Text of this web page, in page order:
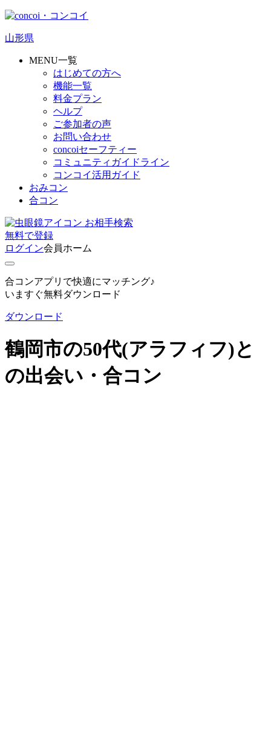
山形県
MENU一覧
はじめての方へ
機能一覧
料金プラン
ヘルプ
ご参加者の声
お問い合わせ
concoiセーフティー
コミュニティガイドライン
コンコイ活用ガイド
おみコン
合コン
お相手検索
無料で登録
ログイン会員ホーム
合コンアプリで快適にマッチング♪
いますぐ無料ダウンロード
ダウンロード
鶴岡市の50代(アラフィフ)と
の出会い・合コン